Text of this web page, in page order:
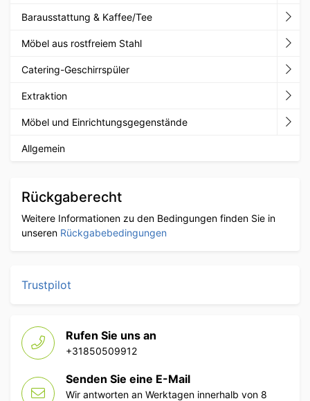
Barausstattung & Kaffee/Tee
Möbel aus rostfreiem Stahl
Catering-Geschirrspüler
Extraktion
Möbel und Einrichtungsgegenstände
Allgemein
Rückgaberecht
Weitere Informationen zu den Bedingungen finden Sie in
unseren Rückgabebedingungen
Trustpilot
Rufen Sie uns an
+31850509912
Senden Sie eine E-Mail
Wir antworten an Werktagen innerhalb von 8